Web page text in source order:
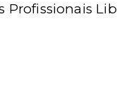
Profissionais